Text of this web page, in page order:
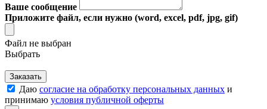
Ваше сообщение
Приложите файл, если нужно (word, excel, pdf, jpg, gif)
Файл не выбран
Выбрать
Заказать
Даю согласие на обработку персональных данных и
принимаю условия публичной оферты